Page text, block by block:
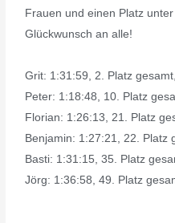
Frauen und einen Platz
Glückwunsch an alle!
Grit: 1:31:59, 2. Platz
Peter: 1:18:48, 10. Platz
Florian: 1:26:13, 21. Platz
Benjamin: 1:27:21, 22. Platz
Basti: 1:31:15, 35. Platz
Jörg: 1:36:58, 49. Platz